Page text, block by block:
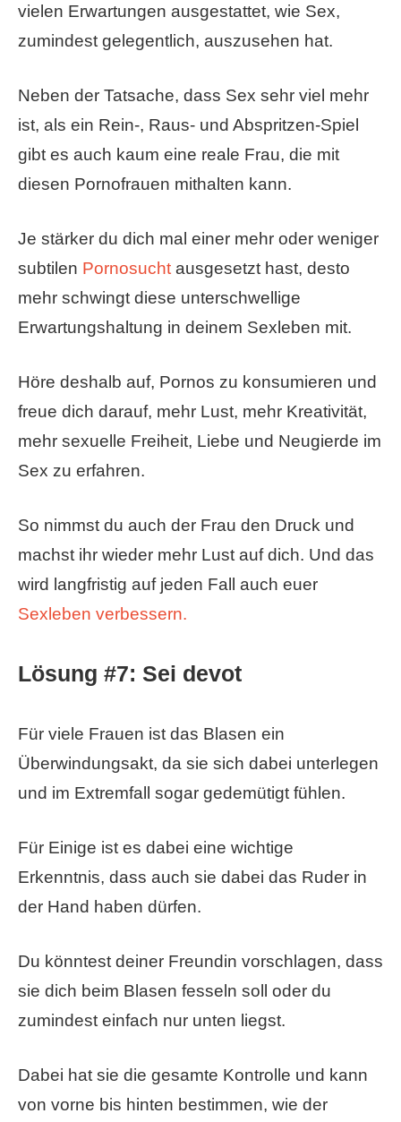
vielen Erwartungen ausgestattet, wie Sex,
zumindest gelegentlich, auszusehen hat.
Neben der Tatsache, dass Sex sehr viel mehr
ist, als ein Rein-, Raus- und Abspritzen-Spiel
gibt es auch kaum eine reale Frau, die mit
diesen Pornofrauen mithalten kann.
Je stärker du dich mal einer mehr oder weniger
subtilen Pornosucht ausgesetzt hast, desto
mehr schwingt diese unterschwellige
Erwartungshaltung in deinem Sexleben mit.
Höre deshalb auf, Pornos zu konsumieren und
freue dich darauf, mehr Lust, mehr Kreativität,
mehr sexuelle Freiheit, Liebe und Neugierde im
Sex zu erfahren.
So nimmst du auch der Frau den Druck und
machst ihr wieder mehr Lust auf dich. Und das
wird langfristig auf jeden Fall auch euer
Sexleben verbessern.
Lösung #7: Sei devot
Für viele Frauen ist das Blasen ein
Überwindungsakt, da sie sich dabei unterlegen
und im Extremfall sogar gedemütigt fühlen.
Für Einige ist es dabei eine wichtige
Erkenntnis, dass auch sie dabei das Ruder in
der Hand haben dürfen.
Du könntest deiner Freundin vorschlagen, dass
sie dich beim Blasen fesseln soll oder du
zumindest einfach nur unten liegst.
Dabei hat sie die gesamte Kontrolle und kann
von vorne bis hinten bestimmen, wie der